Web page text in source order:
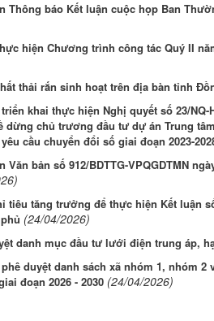
Thông báo Kết luận cuộc họp Ban
hiện Chương trình công tác Quý II
thải rắn sinh hoạt trên địa bàn tỉnh
khai thực hiện Nghị quyết số 23/NQ-
dừng chủ trương đầu tư dự án Trung
cầu chuyển đổi số giai đoạn 2023-
bản số 912/BDTTG-VPQGDTMN
tiêu tăng trưởng để thực hiện Kết luận
(24/04/2026)
danh mục đầu tư lưới điện trung áp,
duyệt danh sách xã nhóm 1, nhóm 2
đoạn 2026 - 2030 (24/04/2026)